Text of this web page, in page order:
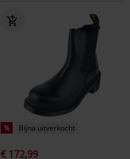
% Bijna uitverkocht
€ 172,99